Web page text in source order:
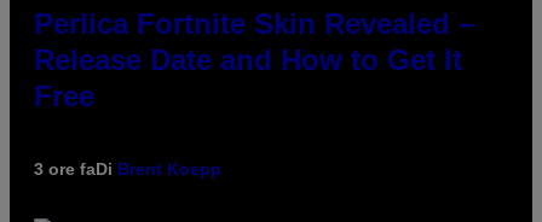
Perlica Fortnite Skin Revealed –
Release Date and How to Get It
Free
3 ore faDi Brent Koepp